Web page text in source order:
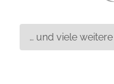
… und viele